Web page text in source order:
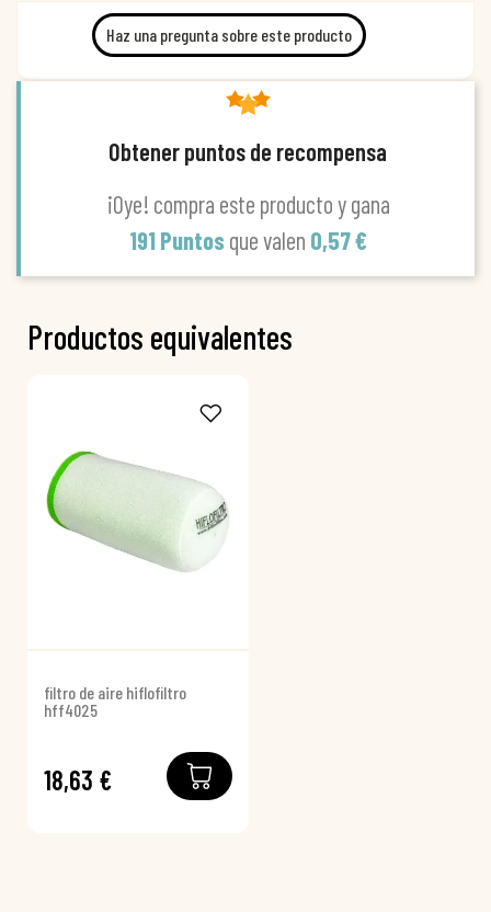
Haz una pregunta sobre este producto
Obtener puntos de recompensa
¡Oye! compra este producto y gana
191 Puntos que valen 0,57 €
Productos equivalentes
filtro de aire hiflofiltro
hff4025
18,63 €